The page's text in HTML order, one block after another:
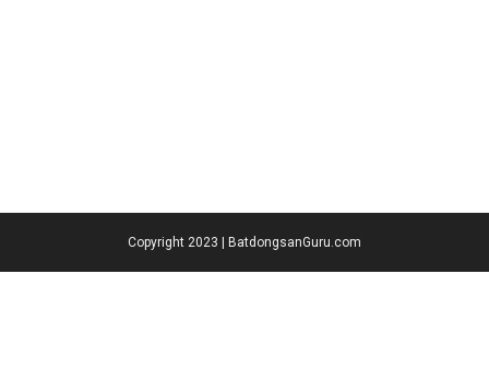
Copyright 2023 | BatdongsanGuru.com